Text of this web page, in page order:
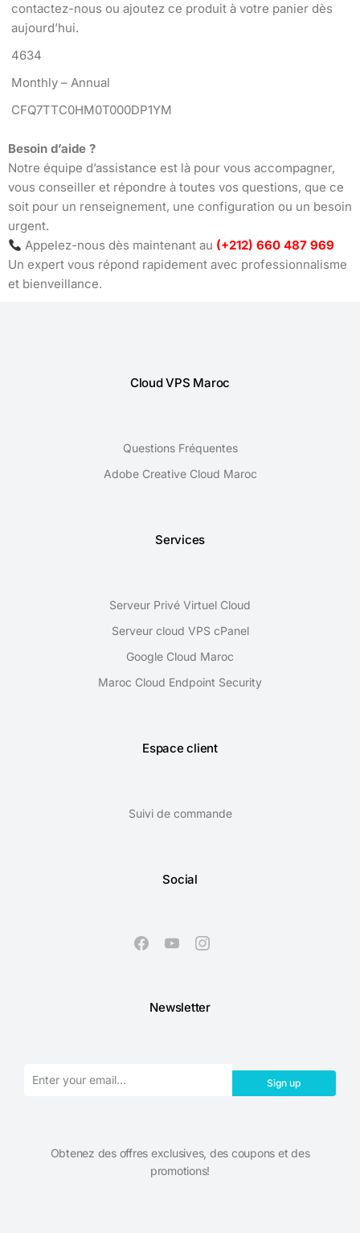
contactez-nous ou ajoutez ce produit à votre panier dès
aujourd’hui.
4634
Monthly – Annual
CFQ7TTC0HM0T000DP1YM
Besoin d’aide ?
Notre équipe d’assistance est là pour vous accompagner,
vous conseiller et répondre à toutes vos questions, que ce
soit pour un renseignement, une configuration ou un besoin
urgent.
Appelez-nous dès maintenant au (+212) 660 487 969
Un expert vous répond rapidement avec professionnalisme
et bienveillance.
Cloud VPS Maroc
Questions Fréquentes
Adobe Creative Cloud Maroc
Services
Serveur Privé Virtuel Cloud
Serveur cloud VPS cPanel
Google Cloud Maroc
Maroc Cloud Endpoint Security
Espace client
Suivi de commande
Social
Newsletter
Sign up
Obtenez des offres exclusives, des coupons et des
promotions!​